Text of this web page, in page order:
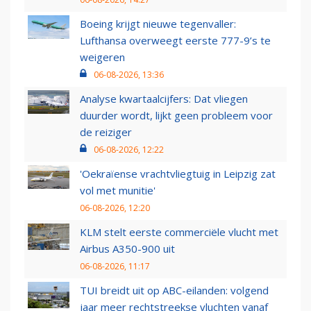
Boeing krijgt nieuwe tegenvaller:
Lufthansa overweegt eerste 777-9’s te
weigeren
06-08-2026, 13:36
Analyse kwartaalcijfers: Dat vliegen
duurder wordt, lijkt geen probleem voor
de reiziger
06-08-2026, 12:22
'Oekraïense vrachtvliegtuig in Leipzig zat
vol met munitie'
06-08-2026, 12:20
KLM stelt eerste commerciële vlucht met
Airbus A350-900 uit
06-08-2026, 11:17
TUI breidt uit op ABC-eilanden: volgend
jaar meer rechtstreekse vluchten vanaf